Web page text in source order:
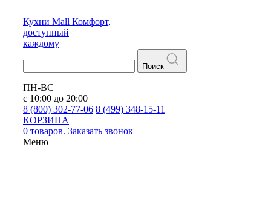
Кухни Mall Комфорт,
доступный
каждому
Поиск
ПН-ВС
с 10:00 до 20:00
8 (800) 302-77-06 8 (499) 348-15-11
КОРЗИНА
0 товаров. Заказать звонок
Меню